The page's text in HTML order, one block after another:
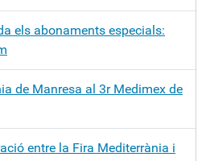
els abonaments especials:
de Manresa al 3r Medimex de
entre la Fira Mediterrània i